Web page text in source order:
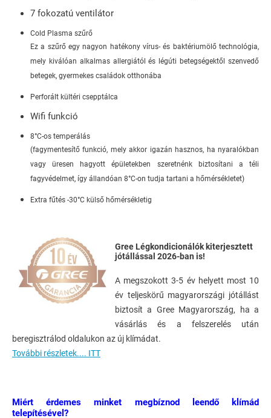
7 fokozatú ventilátor
Cold Plasma szűrő
Ez a szűrő egy nagyon hatékony vírus- és baktériumölő technológia,
mely kiválóan alkalmas allergiától és légúti betegségektől szenvedő
betegek, gyermekes családok otthonába
Perforált kültéri csepptálca
Wifi funkció
8°C-os temperálás
(fagymentesítő funkció, mely akkor igazán hasznos, ha nyaralókban
vagy üresen hagyott épületekben szeretnénk biztosítani a téli
fagyvédelmet, így állandóan 8°C-on tudja tartani a hőmérsékletet)
Extra fűtés -30°C külső hőmérsékletig
Gree Légkondicionálók kiterjesztett
jótállással 2026-ban is!
A megszokott 3-5 év helyett most 10
év teljeskörű magyarországi jótállást
biztosít a Gree Magyarország, ha a
vásárlás és a felszerelés után
beregisztrálod oldalukon az új klímádat.
További részletek.... ITT
Miért érdemes minket megbíznod leendő klímád
telepítésével?